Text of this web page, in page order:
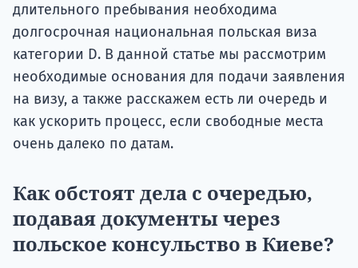
длительного пребывания необходима
долгосрочная национальная польская виза
категории D. В данной статье мы рассмотрим
необходимые основания для подачи заявления
на визу, а также расскажем есть ли очередь и
как ускорить процесс, если свободные места
очень далеко по датам.
Как обстоят дела с очередью,
подавая документы через
польское консульство в Киеве?